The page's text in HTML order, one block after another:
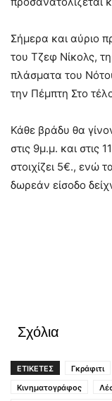
Σήμερα και αύριο
του Τζεφ Νίκολς,
πλάσματα του
την Πέμπτη Στο
Κάθε βράδυ θα
στις 9μ.μ. και στις
στοιχίζει 5€., ενώ
δωρεάν είσοδο
Σχόλια
ΕΤΙΚΕΤΕΣ Γκράφιτι
Κινηματογράφος